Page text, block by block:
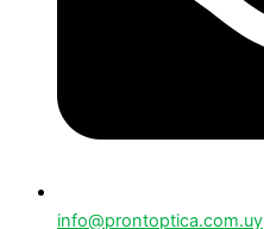
info@prontoptica.com.uy